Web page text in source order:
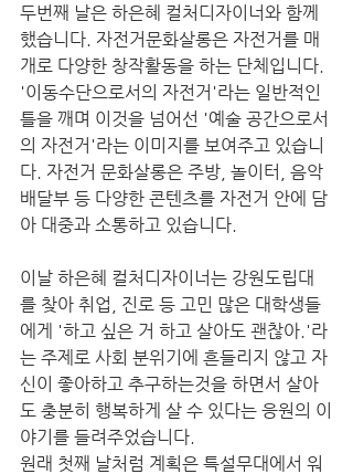
두번째 날은 하은혜 컬처디자이너와 함께
했습니다. 자전거문화살롱은 자전거를 매
개로 다양한 창작활동을 하는 단체입니다.
'이동수단으로서의 자전거'라는 일반적인
틀을 깨며 이것을 넘어선 '예술 공간으로서
의 자전거'라는 이미지를 보여주고 있습니
다. 자전거 문화살롱은 주방, 놀이터, 음악
배달부 등 다양한 콘텐츠를 자전거 안에 담
아 대중과 소통하고 있습니다.
이날 하은혜 컬처디자이너는 강원도립대
를 찾아 취업, 진로 등 고민 많은 대학생들
에게 '하고 싶은 거 하고 살아도 괜찮아.'라
는 주제로 사회 분위기에 흔들리지 않고 자
신이 좋아하고 추구하는것을 하면서 살아
도 충분히 행복하게 살 수 있다는 응원의 이
야기를 들려주었습니다.
원래 첫째 날처럼 계획은 특설무대에서 워